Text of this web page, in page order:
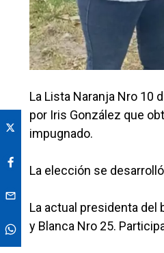
La Lista Naranja Nro 10
por Iris González que
impugnado.
La elección se
La actual presidenta del
y Blanca Nro 25.